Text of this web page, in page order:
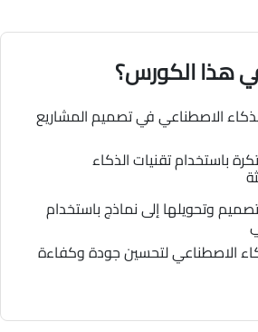
هذا الكورس؟
الاصطناعي في تصميم المشاريع
باستخدام تقنيات الذكاء
وتحويلها إلى نماذج باستخدام
الاصطناعي لتحسين جودة وكفاءة